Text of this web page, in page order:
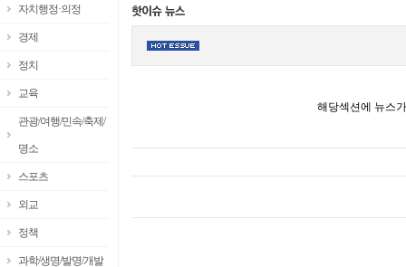
자치행정·의정
경제
정치
교육
관광/여행/민속/축제/
명소
스포츠
외교
정책
과학/생명/발명/개발
해당섹션에 뉴스